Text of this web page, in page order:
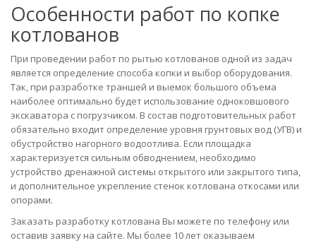
Особенности работ по копке
котлованов
При проведении работ по рытью котлованов одной из задач
является определение способа копки и выбор оборудования.
Так, при разработке траншей и выемок большого объема
наиболее оптимально будет использование одноковшового
экскаватора с погрузчиком. В состав подготовительных работ
обязательно входит определение уровня грунтовых вод (УГВ) и
обустройство нагорного водоотлива. Если площадка
характеризуется сильным обводнением, необходимо
устройство дренажной системы открытого или закрытого типа,
и дополнительное укрепление стенок котлована откосами или
опорами.
Заказать разработку котлована Вы можете по телефону или
оставив заявку на сайте. Мы более 10 лет оказываем